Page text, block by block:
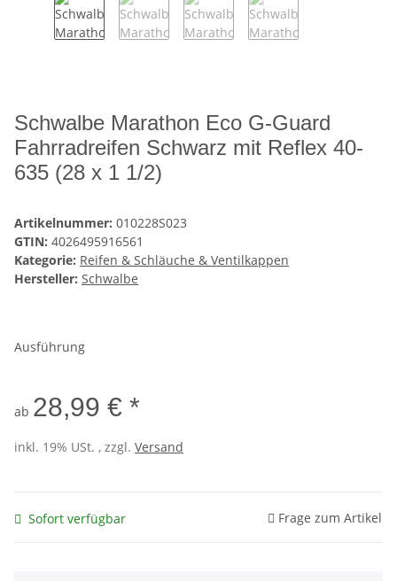
Schwalbe Marathon Eco G-Guard
Fahrradreifen Schwarz mit Reflex 40-
635 (28 x 1 1/2)
Artikelnummer: 010228S023
GTIN: 4026495916561
Kategorie: Reifen & Schläuche & Ventilkappen
Hersteller: Schwalbe
Ausführung
ab 28,99 € *
inkl. 19% USt. , zzgl. Versand
Sofort verfügbar Frage zum Artikel